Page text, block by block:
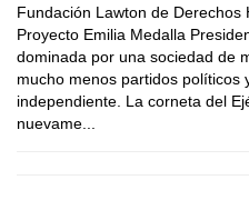
Fundación Lawton de Derechos
Proyecto Emilia Medalla
dominada por una sociedad de
mucho menos partidos políticos
independiente. La corneta del
nuevame...